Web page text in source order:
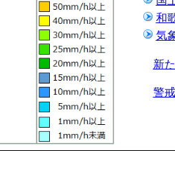
和
気
新
警